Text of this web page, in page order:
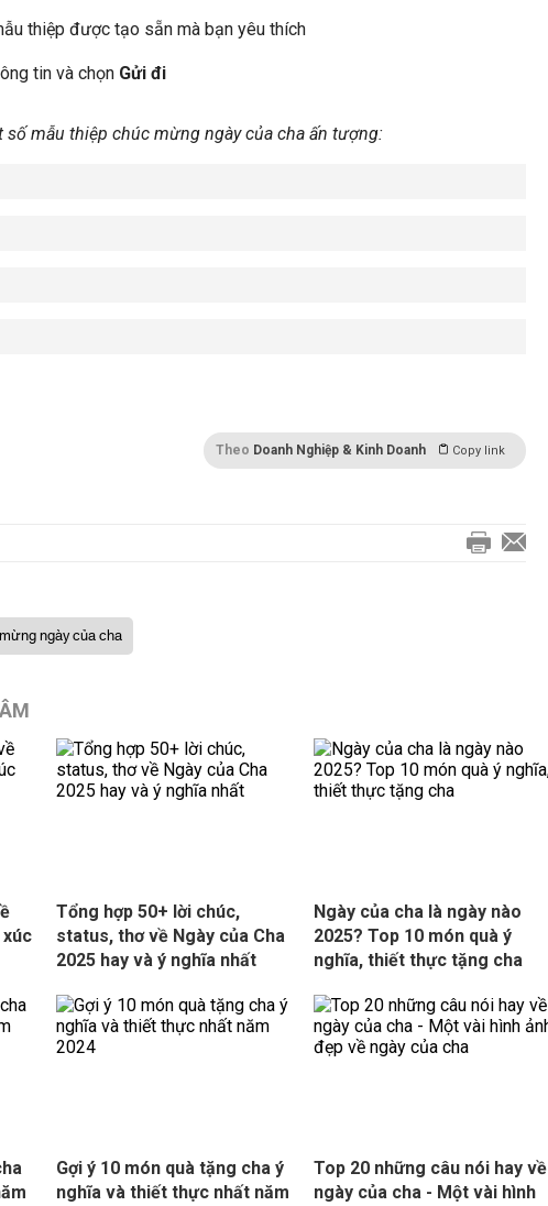
thiệp được tạo sẵn mà bạn yêu thích
tin và chọn Gửi đi
số mẫu thiệp chúc mừng ngày của cha ấn tượng:
Theo Doanh Nghiệp & Kinh Doanh Copy link
ngày của cha
xúc
Tổng hợp 50+ lời chúc,
status, thơ về Ngày của Cha
2025 hay và ý nghĩa nhất
Ngày của cha là ngày nào
2025? Top 10 món quà ý
nghĩa, thiết thực tặng cha
Gợi ý 10 món quà tặng cha ý
nghĩa và thiết thực nhất năm
Top 20 những câu nói hay về
ngày của cha - Một vài hình